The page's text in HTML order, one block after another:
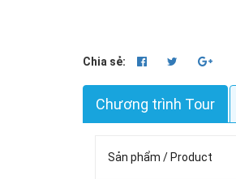
Chia sẻ:
Chương trình Tour
Sản phẩm / Product